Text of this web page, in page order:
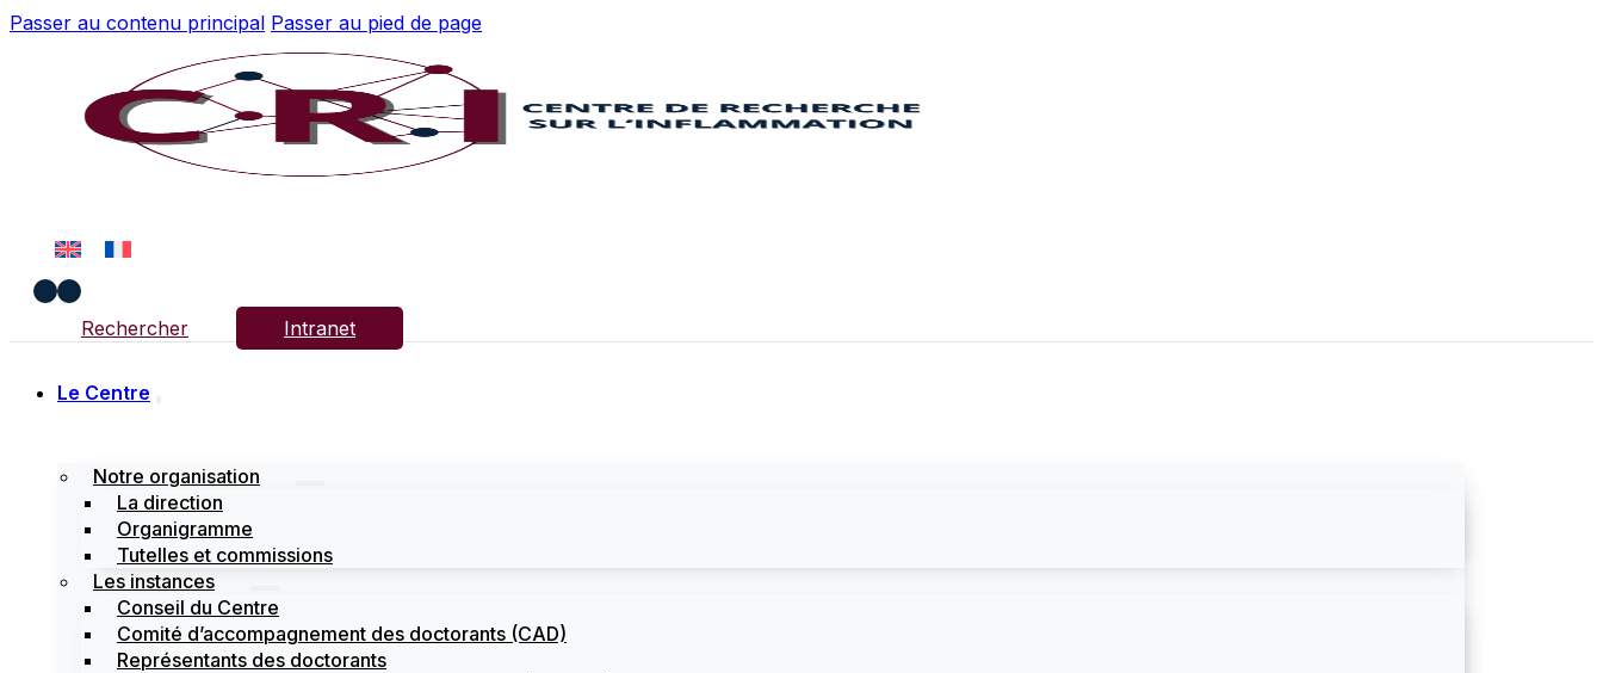
Passer au contenu principal Passer au pied de page
Rechercher Intranet
Le Centre
Notre organisation
La direction
Organigramme
Tutelles et commissions
Les instances
Conseil du Centre
Comité d’accompagnement des doctorants (CAD)
Représentants des doctorants